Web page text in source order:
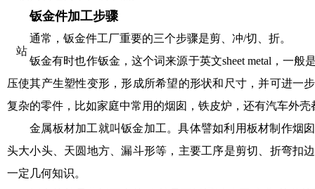
站
钣金件加工步骤
通常，钣金件工厂重要的三个步骤是剪、冲/切、折。
钣金有时也作钣金，这个词来源于英文sheet metal，一
压使其产生塑性变形，形成所希望的形状和尺寸，并可进一
复杂的零件，比如家庭中常用的烟囱，铁皮炉，还有汽车外壳
金属板材加工就叫钣金加工。具体譬如利用板材制作烟
头大小头、天圆地方、漏斗形等，主要工序是剪切、折弯扣
一定几何知识。